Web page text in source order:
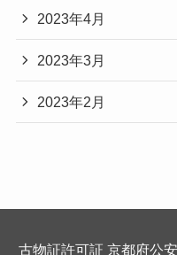
2023年4月
2023年3月
2023年2月
古物証許可証 京都府公